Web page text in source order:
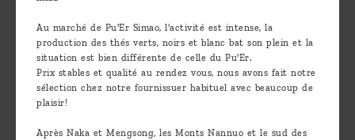
Au marché de Pu'Er Simao, l'activité est intense, la
production des thés verts, noirs et blanc bat son plein et la
situation est bien différente de celle du Pu'Er.
Prix stables et qualité au rendez vous, nous avons fait notre
sélection chez notre fournissuer habituel avec beaucoup de
plaisir!
Après Naka et Mengsong, les Monts Nannuo et le sud des